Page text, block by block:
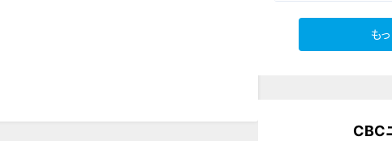
も
CBC